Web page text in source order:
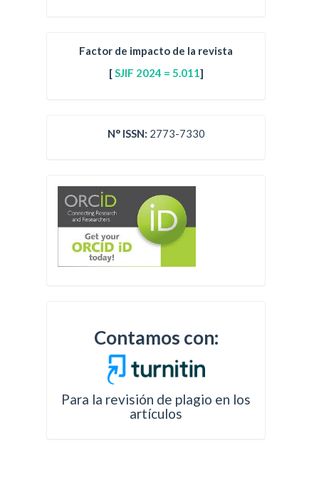
Factor de impacto de la revista
[SJIF 2024 = 5.011]
N° ISSN: 2773-7330
Contamos con:
Para la revisión de plagio en los
artículos